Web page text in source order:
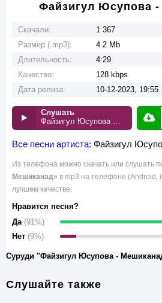
Файзигул Юсупова -
Скачали:
1 367
Размер (.mp3):
4.2 Mb
Длительность:
4:29
Качество:
128 kbps
Дата релиза:
10-12-2023, 19:55
Слушать
Файзигул Юсупова - Мешиканад
Все песни артиста: Файзигул
Из телефона можно скачать или слушать
Мешиканад» в mp3 на телефоне (Android,
лучшем качестве.
Нравится песня?
Да (91%)
Нет (9%)
Суруди "Файзигул Юсупова -
Слушайте также